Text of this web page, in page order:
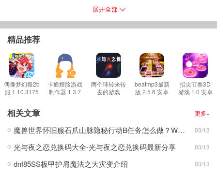
1。游戏操作很简单。玩家只需要根据屏幕提示触摸一下，就可以随
2。游戏中的关卡难度不同。这个游戏进入了冒险活宝的世界，出现
了更多的新角色。
3。游戏中的地图和场景诡异吓人，游戏画面黑暗丰富，游戏免费，
没有任何弹出窗口。
游戏集锦
1。玩家需要与探索活宝和闪电少年的角色进行音乐对战。有趣的游
戏。
许多人物NPC。
3。你可以在游戏中认识更多的NPC，和他们进行互动聊天。来试一
试。
展开全部
精品推荐
偶像梦幻祭2b
服 1.10.3175
卡通捏脸游戏
制作器 1.3.7
两个球转来转
去的游戏
beatmp3最新
版 2.5.6 安卓
指尖节奏3D
游戏 1.0 安卓
相关文章 更多+
魔兽世界怀旧服石爪山脉隐秘行动B任务怎么做？WOW怀旧服风险投资公司函件在哪儿？ 03/13
光与夜之恋兑换码大全-光与夜之恋兑换码最新分享 03/13
dnf85SS板甲护肩魔法之大灾变介绍 03/13